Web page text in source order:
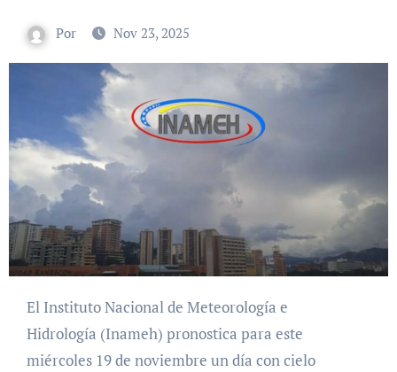
Por Nov 23, 2025
El Instituto Nacional de Meteorología e
Hidrología (Inameh) pronostica para este
miércoles 19 de noviembre un día con cielo